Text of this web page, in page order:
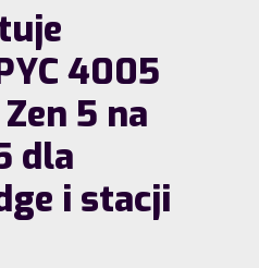
4005
5 na
dla
i stacji